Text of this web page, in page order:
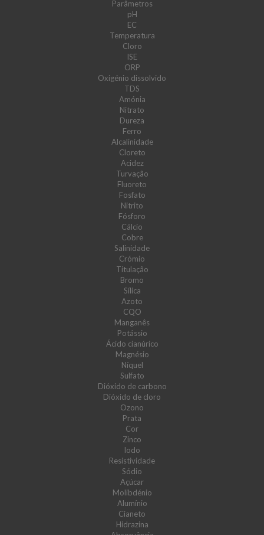
Parâmetros
pH
EC
Temperatura
Cloro
ISE
ORP
Oxigénio dissolvido
TDS
Amónia
Nitrato
Dureza
Ferro
Alcalinidade
Cloreto
Acidez
Turvação
Fluoreto
Fosfato
Nitrito
Fósforo
Cálcio
Cobre
Salinidade
Crómio
Titulação
Bromo
Sílica
Azoto
CQO
Manganês
Potássio
Ácido cianúrico
Magnésio
Níquel
Sulfato
Dióxido de carbono
Dióxido de cloro
Ozono
Prata
Cor
Zinco
Iodo
Resistividade
Sódio
Açúcar
Molibdénio
Alumínio
Cianeto
Hidrazina